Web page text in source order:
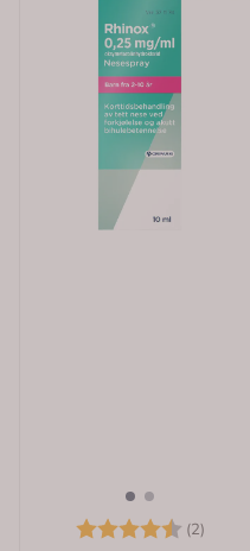
Karakter: (2)
4.5